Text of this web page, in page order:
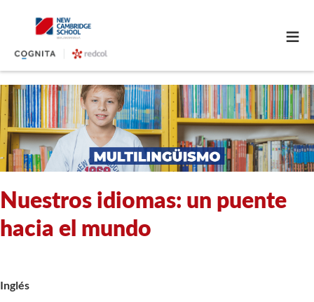
≡
Nuestros idiomas: un puente
hacia el mundo
Inglés